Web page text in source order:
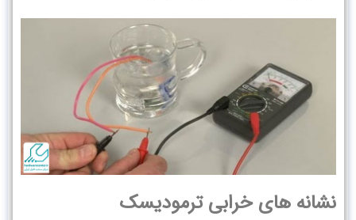
نشانه های خرابی ترمودیسک